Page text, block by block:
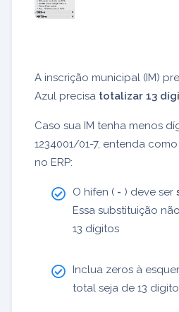
A inscrição municipal (IM)
Azul precisa totalizar 13
Caso sua IM tenha menos
1234001/01-7, entenda
no ERP:
O hífen ( - ) deve ser
Essa substituição
13 dígitos
Inclua zeros à
total seja de 13